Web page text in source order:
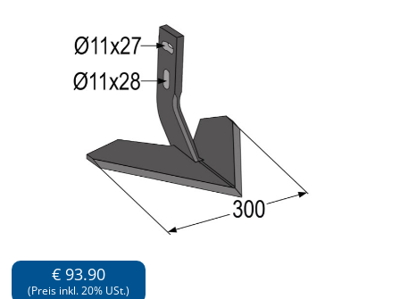
€ 93.90
(Preis inkl. 20% USt.)